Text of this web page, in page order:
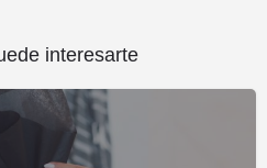
interesarte